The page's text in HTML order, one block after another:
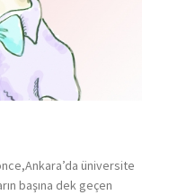
üniversite
başına dek geçen